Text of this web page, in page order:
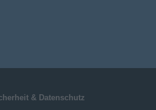
& Datenschutz